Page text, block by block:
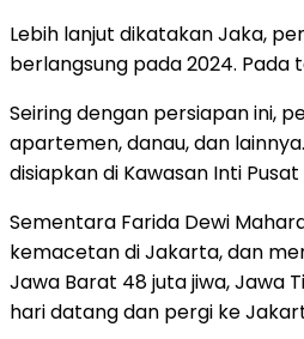
Lebih lanjut dikatakan Jaka,
berlangsung pada 2024. Pada
Seiring dengan persiapan ini,
apartemen, danau, dan
disiapkan di Kawasan Inti
Sementara Farida Dewi
kemacetan di Jakarta, dan
Jawa Barat 48 juta jiwa, Jawa
hari datang dan pergi ke